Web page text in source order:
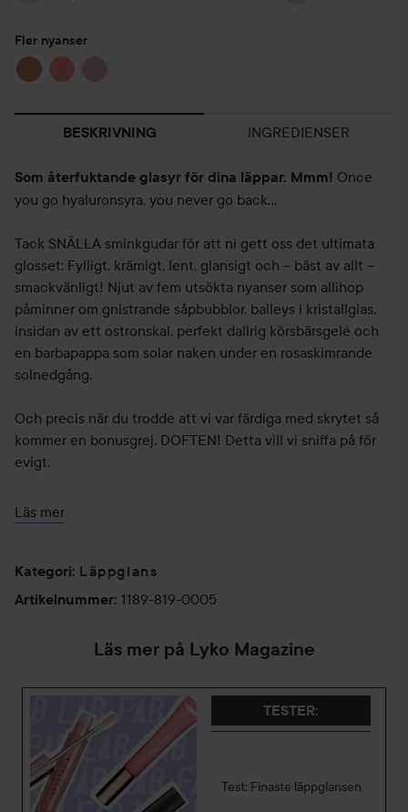
Fler nyanser
BESKRIVNING INGREDIENSER
Som återfuktande glasyr för dina läppar. Mmm! Once
you go hyaluronsyra, you never go back…
Tack SNÄLLA sminkgudar för att ni gett oss det ultimata
glosset: Fylligt, krämigt, lent, glansigt och – bäst av allt –
smackvänligt! Njut av fem utsökta nyanser som allihop
påminner om gnistrande såpbubblor, baileys i kristallglas,
insidan av ett ostronskal, perfekt dallrig körsbärsgelé och
en barbapappa som solar naken under en rosaskimrande
solnedgång.
Och precis när du trodde att vi var färdiga med skrytet så
kommer en bonusgrej. DOFTEN! Detta vill vi sniffa på för
evigt.
- Made in Italy
- 100% Vegan
Läs mer
Kategori: Läppglans
Artikelnummer: 1189-819-0005
Läs mer på Lyko Magazine
TESTER:
Test: Finaste läppglansen